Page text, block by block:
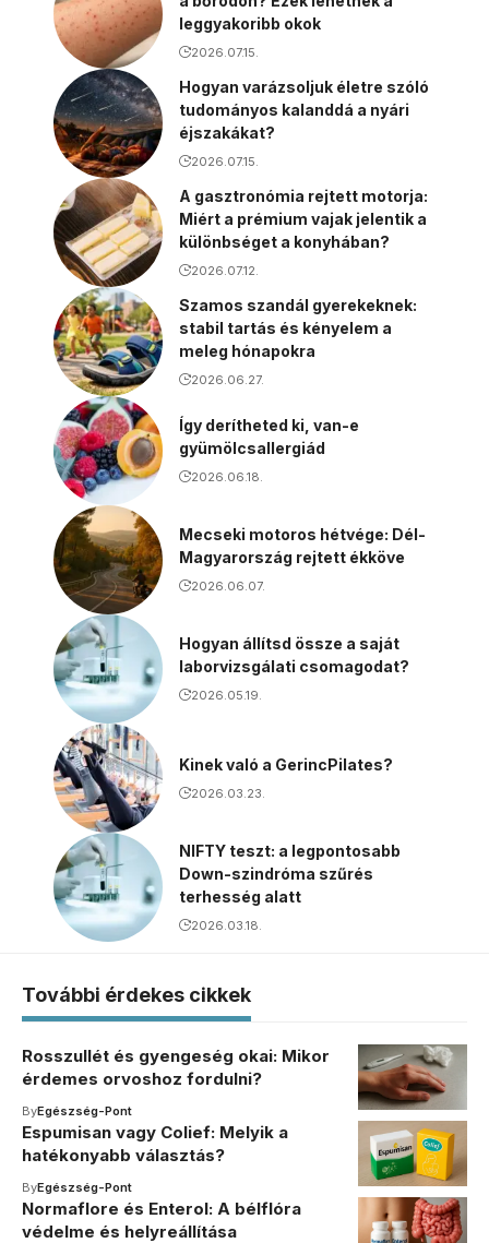
leggyakoribb okok
2026.07.15.
Hogyan varázsoljuk életre szóló
tudományos kalanddá a nyári
éjszakákat?
2026.07.15.
A gasztronómia rejtett motorja:
Miért a prémium vajak jelentik a
különbséget a konyhában?
2026.07.12.
Szamos szandál gyerekeknek:
stabil tartás és kényelem a
meleg hónapokra
2026.06.27.
Így derítheted ki, van-e
gyümölcsallergiád
2026.06.18.
Mecseki motoros hétvége: Dél-
Magyarország rejtett ékköve
2026.06.07.
Hogyan állítsd össze a saját
laborvizsgálati csomagodat?
2026.05.19.
Kinek való a GerincPilates?
2026.03.23.
NIFTY teszt: a legpontosabb
Down-szindróma szűrés
terhesség alatt
2026.03.18.
További érdekes cikkek
Rosszullét és gyengeség okai: Mikor
érdemes orvoshoz fordulni?
ByEgészség-Pont
Espumisan vagy Colief: Melyik a
hatékonyabb választás?
ByEgészség-Pont
Normaflore és Enterol: A bélflóra
védelme és helyreállítása